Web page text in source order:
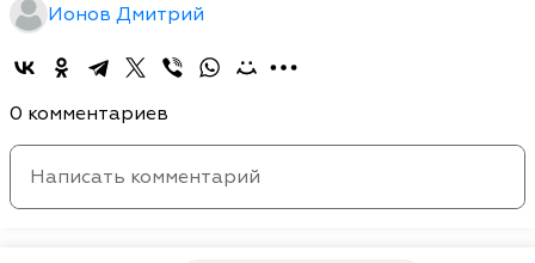
Ионов Дмитрий
0 комментариев